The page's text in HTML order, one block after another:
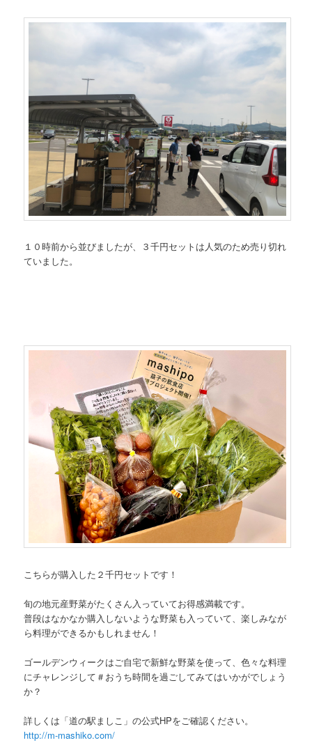
１０時前から並びましたが、３千円セットは人気のため売り切れ
ていました。
こちらが購入した２千円セットです！
旬の地元産野菜がたくさん入っていてお得感満載です。
普段はなかなか購入しないような野菜も入っていて、楽しみなが
ら料理ができるかもしれません！
ゴールデンウィークはご自宅で新鮮な野菜を使って、色々な料理
にチャレンジして＃おうち時間を過ごしてみてはいかがでしょう
か？
詳しくは「道の駅ましこ」の公式HPをご確認ください。
http://m-mashiko.com/